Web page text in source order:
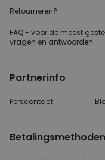
Retourneren?
FAQ - voor de meest
vragen en antwoorden
Partnerinfo
Perscontact
Betalingsmethoden